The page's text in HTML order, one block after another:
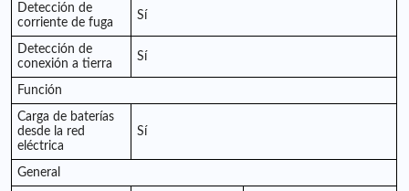
Detección de
corriente de fuga
Sí
Detección de
conexión a tierra
Sí
Función
Carga de baterías
desde la red
eléctrica
Sí
General